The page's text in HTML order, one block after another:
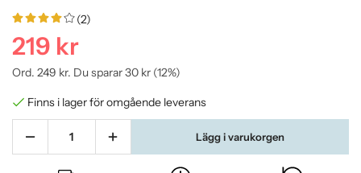
(2)
219 kr
Ord. 249 kr. Du sparar30 kr (12%)
Finns i lager för omgående leverans
Lägg i varukorgen